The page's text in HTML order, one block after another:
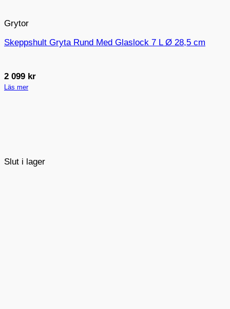
Slut i lager
Grytor
Skeppshult Gryta Rund Med Glaslock 7 L Ø 28,5 cm
2 099 kr
Läs mer